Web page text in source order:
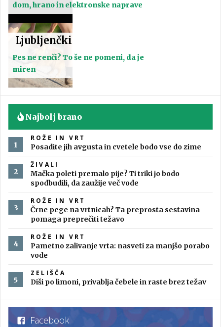
dom, hrano in elektronske naprave
Ljubljenčki
Pes ne renči? To še ne pomeni, da je
miren
Najbolj brano
ROŽE IN VRT
Posadite jih avgusta in cvetele bodo vse do zime
ŽIVALI
Mačka poleti premalo pije? Ti triki jo bodo
spodbudili, da zaužije več vode
ROŽE IN VRT
Črne pege na vrtnicah? Ta preprosta sestavina
pomaga preprečiti težavo
ROŽE IN VRT
Pametno zalivanje vrta: nasveti za manjšo porabo
vode
ZELIŠČA
Diši po limoni, privablja čebele in raste brez težav
Facebook